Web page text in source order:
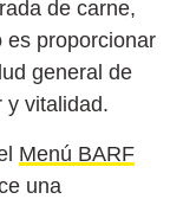
de carne,
es proporcionar
general de
y vitalidad.
Menú BARF
una